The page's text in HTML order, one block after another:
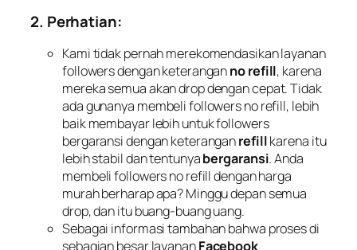
2. Perhatian:
Kami tidak pernah merekomendasikan layanan
followers dengan keteranganno refill, karena
mereka semua akan drop dengan cepat. Tidak
ada gunanya membeli followers no refill, lebih
baik membayar lebih untuk followers
bergaransi dengan keteranganrefillkarena itu
lebih stabil dan tentunyabergaransi. Anda
membeli followers no refill dengan harga
murah berharap apa? Minggu depan semua
drop, dan itu buang-buang uang.
Sebagai informasi tambahan bahwa proses di
sebagian besar layananFacebook